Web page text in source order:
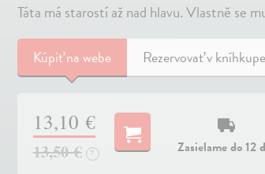
Táta má starostí až nad hlavu. Vlastně se
Kúpiťna webe Rezervovať v
13,10 €
13,50 € ?
Zasielame do 12